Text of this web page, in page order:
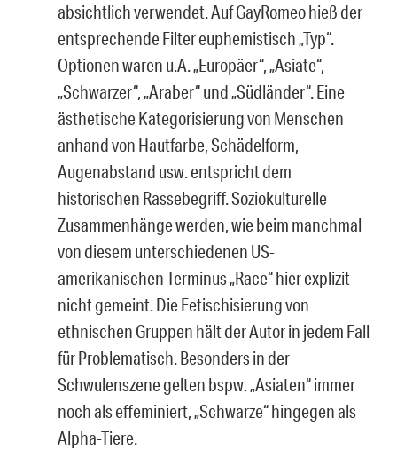
absichtlich verwendet. Auf GayRomeo hieß der
entsprechende Filter euphemistisch „Typ“.
Optionen waren u.A. „Europäer“, „Asiate“,
„Schwarzer“, „Araber“ und „Südländer“. Eine
ästhetische Kategorisierung von Menschen
anhand von Hautfarbe, Schädelform,
Augenabstand usw. entspricht dem
historischen Rassebegriff. Soziokulturelle
Zusammenhänge werden, wie beim manchmal
von diesem unterschiedenen US-
amerikanischen Terminus „Race“ hier explizit
nicht gemeint. Die Fetischisierung von
ethnischen Gruppen hält der Autor in jedem Fall
für Problematisch. Besonders in der
Schwulenszene gelten bspw. „Asiaten“ immer
noch als effeminiert, „Schwarze“ hingegen als
Alpha-Tiere.